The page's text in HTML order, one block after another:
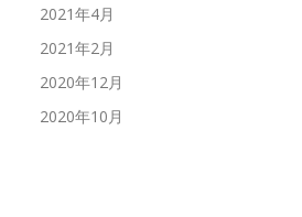
2021年4月
2021年2月
2020年12月
2020年10月